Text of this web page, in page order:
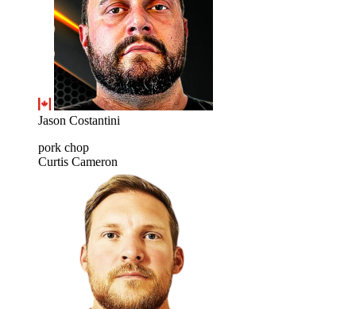
Jason Costantini
pork chop
Curtis Cameron